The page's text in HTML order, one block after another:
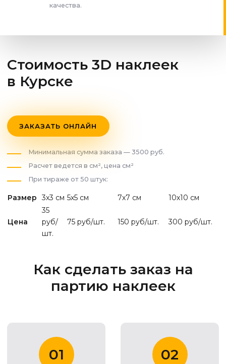
качества.
Стоимость 3D наклеек
в Курске
ЗАКАЗАТЬ ОНЛАЙН
Минимальная сумма заказа — 3500 руб.
Расчет ведется в см², цена см²
При тираже от 50 штук:
Размер 3х3 см 5х5 см 7х7 см 10х10 см
Цена
35
руб/
шт.
75 руб/шт. 150 руб/шт. 300 руб/шт.
Как сделать заказ на
партию наклеек
01 02